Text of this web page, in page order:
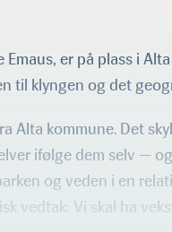
er på plass i
til klyngen og det
Alta kommune. Det
ifølge dem selv —
og veden i en
vedtak: Vi skal ha